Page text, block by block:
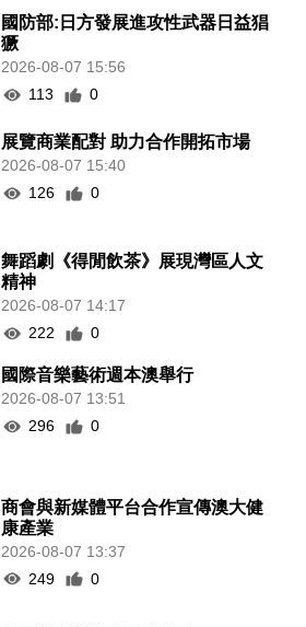
國防部:日方發展進攻性武器日益猖
獗
2026-08-07 15:56
113
0
展覽商業配對 助力合作開拓市場
2026-08-07 15:40
126
0
舞蹈劇《得閒飲茶》展現灣區人文
精神
2026-08-07 14:17
222
0
國際音樂藝術週本澳舉行
2026-08-07 13:51
296
0
商會與新媒體平台合作宣傳澳大健
康產業
2026-08-07 13:37
249
0